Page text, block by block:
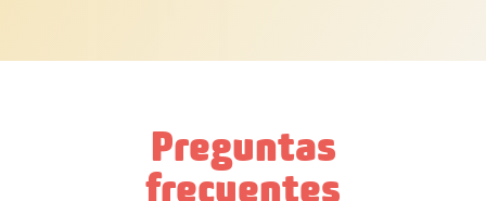
Preguntas
frecuentes